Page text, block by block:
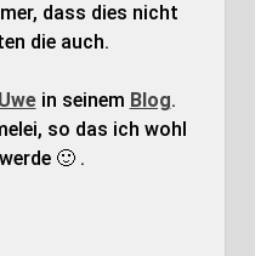
dass dies nicht
die auch.
Uwein seinem Blog.
so das ich wohl
🙂 .